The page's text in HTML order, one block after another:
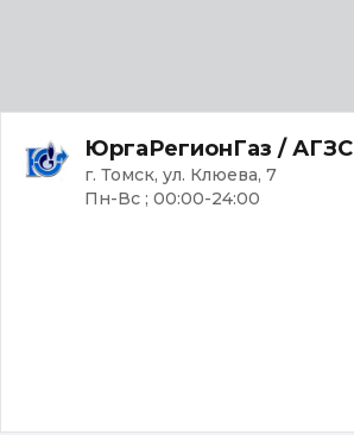
ЮргаРегионГаз / АГЗС
г. Томск, ул. Клюева, 7
Пн-Вс ; 00:00-24:00